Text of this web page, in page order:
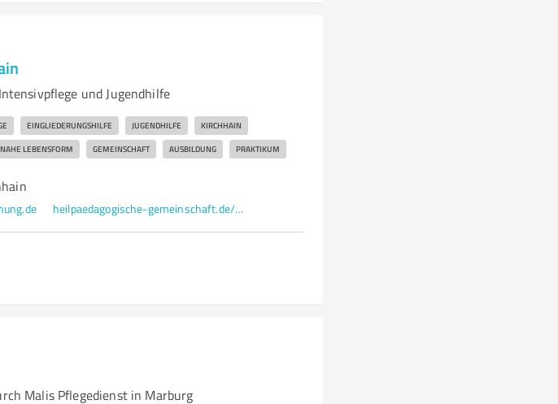
und Jugendhilfe
EINGLIEDERUNGSHILFE JUGENDHILFE KIRCHHAIN
LEBENSFORM GEMEINSCHAFT AUSBILDUNG PRAKTIKUM
heilpaedagogische-gemeinschaft.de/home/
Malis Pflegedienst in Marburg